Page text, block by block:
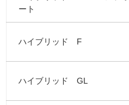
ート
ハイブリッド F
ハイブリッド GL